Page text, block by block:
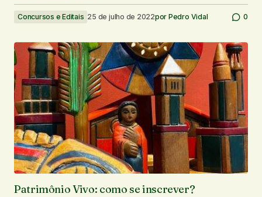
Concursos e Editais 25 de julho de 2022por Pedro Vidal 0
Patrimônio Vivo: como se inscrever?